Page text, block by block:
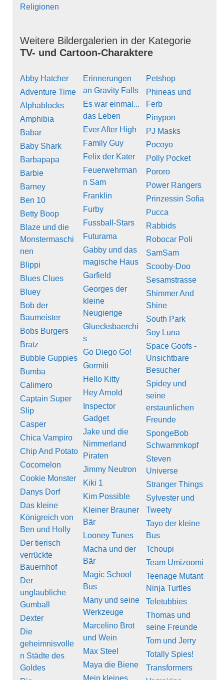
Religionen
Weitere Bildergalerien in der Kategorie
TV- und Cartoon-Charaktere
Abby Hatcher
Adventure Time
Alphablocks
Amphibia
Babar
Baby Shark
Barbapapa
Barbie
Barney
Ben 10
Betty Boop
Blaze und die
Monstermaschi
nen
Blippi
Blues Clues
Bluey
Bob der
Baumeister
Bobs Burgers
Bratz
Bubble Guppies
Bumba
Calimero
Captain Super
Slip
Casper
Chica Vampiro
Chip And Potato
Cocomelon
Cookie Monster
Danys Dorf
Das kleine
Königreich von
Ben und Holly
Der tierisch
verrückte
Bauernhof
Der
unglaubliche
Gumball
Dexter
Die
geheimnisvolle
n Städte des
Goldes
Erinnerungen
an Gravity Falls
Es war einmal...
das Leben
Ever After High
Family Guy
Felix der Kater
Feuerwehrman
n Sam
Franklin
Furby
Fussball-Stars
Futurama
Gabby und das
magische Haus
Garfield
Georges der
kleine
Neugierige
Gluecksbaerchi
s
Go Diego Go!
Gormiti
Hello Kitty
Hey Arnold
Inspector
Gadget
Jake und die
Nimmerland
Piraten
Jimmy Neutron
Kiki 1
Kim Possible
Kleiner Brauner
Bär
Looney Tunes
Macha und der
Bär
Magic School
Bus
Many und seine
Werkzeuge
Marcelino Brot
und Wein
Max Steel
Maya die Biene
Petshop
Phineas und
Ferb
Pinypon
PJ Masks
Pocoyo
Polly Pocket
Pororo
Power Rangers
Prinzessin Sofia
Pucca
Rabbids
Robocar Poli
SamSam
Scooby-Doo
Sesamstrasse
Shimmer And
Shine
South Park
Soy Luna
Space Goofs -
Unsichtbare
Besucher
Spidey und
seine
erstaunlichen
Freunde
SpongeBob
Schwammkopf
Steven
Universe
Stranger Things
Sylvester und
Tweety
Tayo der kleine
Bus
Tchoupi
Team Umizoomi
Teenage Mutant
Ninja Turtles
Teletubbies
Thomas und
seine Freunde
Tom und Jerry
Totally Spies!
Transformers